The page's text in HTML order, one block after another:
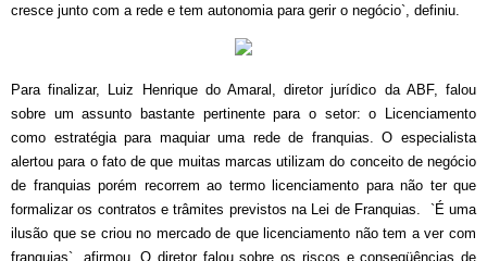
cresce junto com a rede e tem autonomia para gerir o negócio`, definiu.
Para finalizar, Luiz Henrique do Amaral, diretor jurídico da ABF, falou
sobre um assunto bastante pertinente para o setor: o Licenciamento
como estratégia para maquiar uma rede de franquias. O especialista
alertou para o fato de que muitas marcas utilizam do conceito de negócio
de franquias porém recorrem ao termo licenciamento para não ter que
formalizar os contratos e trâmites previstos na Lei de Franquias. `É uma
ilusão que se criou no mercado de que licenciamento não tem a ver com
franquias`, afirmou. O diretor falou sobre os riscos e conseqüências de